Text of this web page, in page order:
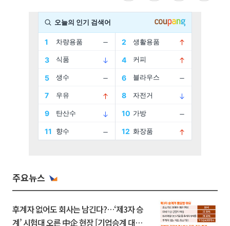
주요뉴스
후계자 없어도 회사는 남긴다?…‘제3자 승
계’ 시험대 오른 中企 현장 [기업승계 대전